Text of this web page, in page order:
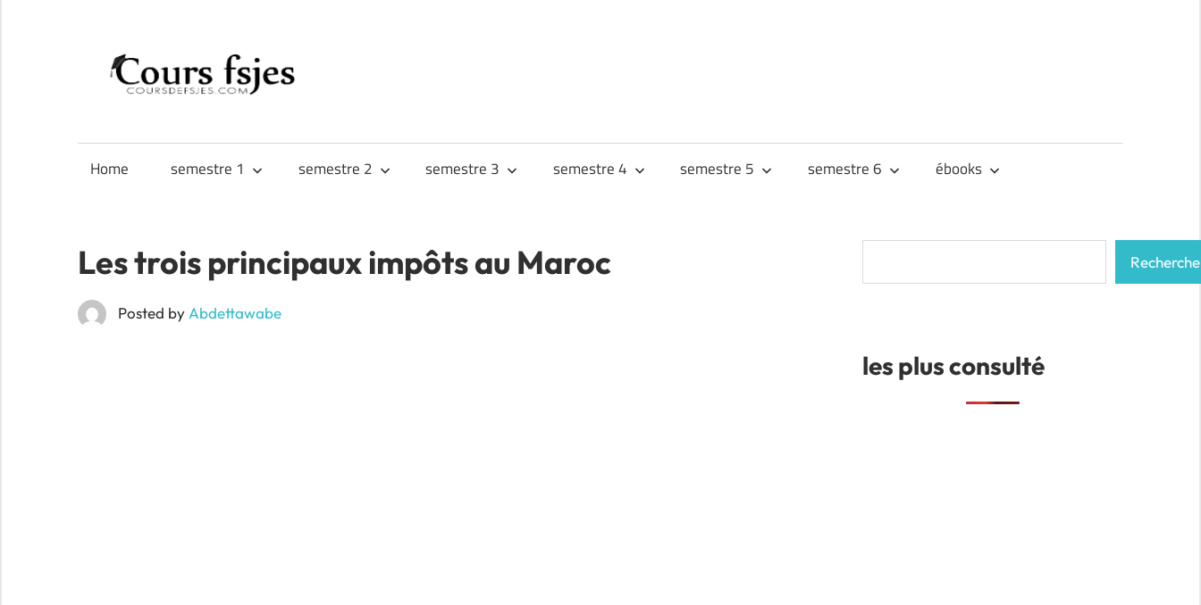
content
FSJES
Home semestre 1 semestre 2 semestre 3 semestre 4 semestre 5 semestre 6 ébooks
Les trois principaux impôts au Maroc
Posted by Abdettawabe
les plus consulté